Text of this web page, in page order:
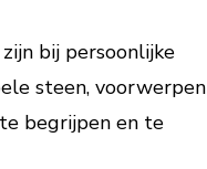
bij persoonlijke
steen, voorwerpen
begrijpen en te